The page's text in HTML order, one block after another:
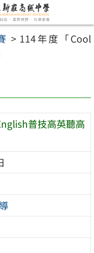
> 114年度「Cool
普技高英聽高